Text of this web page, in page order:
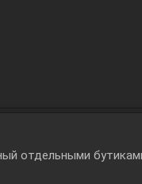
отдельными